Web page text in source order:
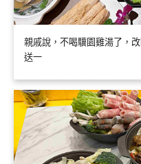
親戚說，不喝驥園雞湯了，
送一